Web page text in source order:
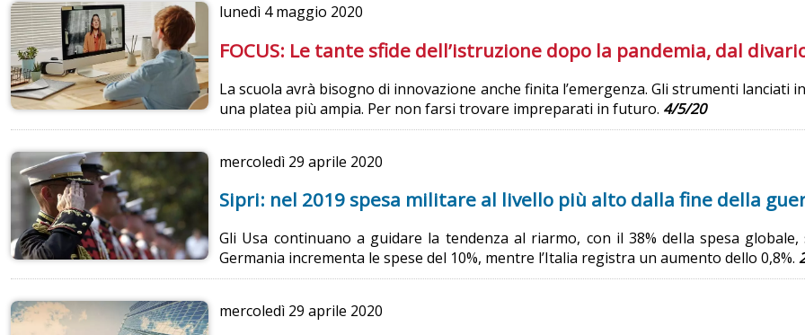
lunedì 4 maggio 2020
FOCUS: Le tante sfide dell’istruzione dopo la pandemia, dal
La scuola avrà bisogno di innovazione anche finita l’emergenza. Gli strumenti
una platea più ampia. Per non farsi trovare impreparati in futuro. 4/5/20
mercoledì 29 aprile 2020
Sipri: nel 2019 spesa militare al livello più alto dalla fine della
Gli Usa continuano a guidare la tendenza al riarmo, con il 38% della spesa globale,
Germania incrementa le spese del 10%, mentre l’Italia registra un aumento dello 0,8%.
mercoledì 29 aprile 2020